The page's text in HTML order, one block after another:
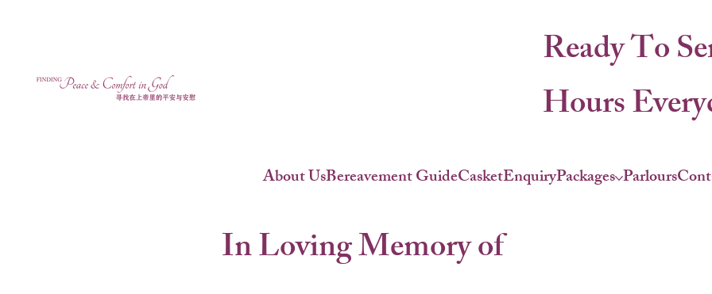
About UsBereavement GuideCasketEnquiryPackages Parlours
Ready To
Hours
In Loving Memory of